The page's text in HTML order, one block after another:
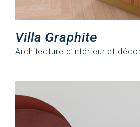
Villa Graphite
Architecture d’intérieur et